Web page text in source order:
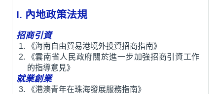
I. 內地政策法規
招商引資
《海南自由貿易港境外投資招商指南》
《雲南省人民政府關於進一步加強招商引資工作
的指導意見》
就業創業
《港澳青年在珠海發展服務指南》